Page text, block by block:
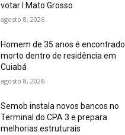
votar I Mato Grosso
agosto 8, 2026
Homem de 35 anos é encontrado
morto dentro de residência em
Cuiabá
agosto 8, 2026
Semob instala novos bancos no
Terminal do CPA 3 e prepara
melhorias estruturais